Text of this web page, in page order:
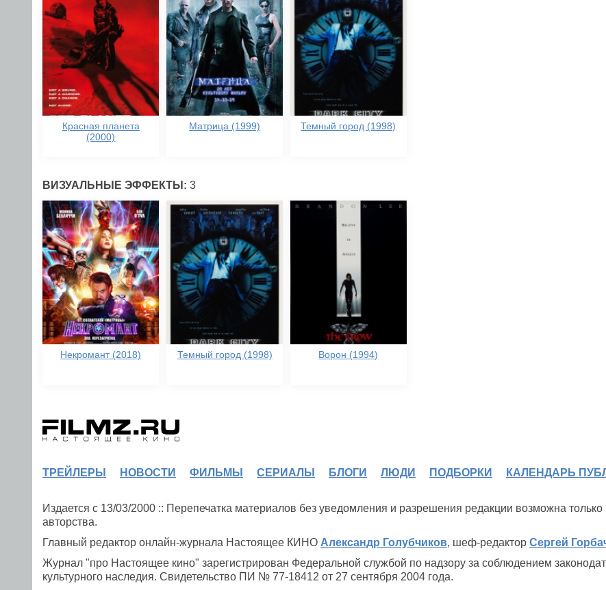
Красная планета
(2000)
Матрица (1999) Темный город (1998)
ВИЗУАЛЬНЫЕ ЭФФЕКТЫ: 3
Некромант (2018) Темный город (1998) Ворон (1994)
ТРЕЙЛЕРЫ НОВОСТИ ФИЛЬМЫ СЕРИАЛЫ БЛОГИ ЛЮДИ ПОДБОРКИ КАЛЕНДАРЬ
Издается с 13/03/2000 :: Перепечатка материалов без уведомления и разрешения редакции возможна только
авторства.
Главный редактор онлайн-журнала Настоящее КИНО Александр Голубчиков, шеф-редактор Сергей
Журнал "про Настоящее кино" зарегистрирован Федеральной службой по надзору за соблюдением
культурного наследия. Свидетельство ПИ № 77-18412 от 27 сентября 2004 года.